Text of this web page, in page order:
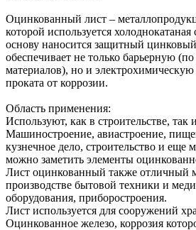
Оцинкованный лист –
которой используется
основу наносится защитный
обеспечивает не только барьерную
материалов), но и электрохимическую
проката от коррозии.
Область применения:
Используют, как в строительстве, так
Машиностроение, авиастроение,
кузнечное дело, строительство и еще
можно заметить элементы
Лист оцинкованный также отличный
производстве бытовой техники и
оборудования, приборостроения.
Лист используется для сооружений
Оцинкованное железо, коррозия